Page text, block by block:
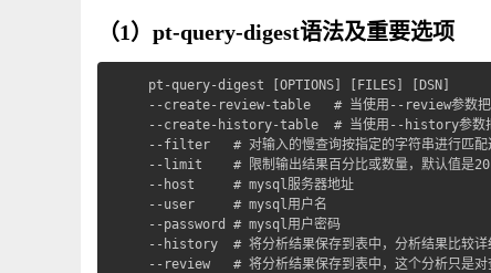
（1）pt-query-digest语法及重要选项
pt-query-digest [OPTIONS] [FILES] [DSN]
--create-review-table   # 当使用--review参数把分
--create-history-table  # 当使用--history参数把分
--filter   # 对输入的慢查询按指定的字符串进行匹配
--limit    # 限制输出结果百分比或数量，默认值是20,
--host     # mysql服务器地址
--user     # mysql用户名
--password # mysql用户密码
--history  # 将分析结果保存到表中，分析结果比较详
--review   # 将分析结果保存到表中，这个分析只是对